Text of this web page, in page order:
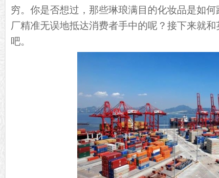
穷。你是否想过，那些琳琅满目的化妆品是如
厂精准无误地抵达消费者手中的呢？接下来就
吧。